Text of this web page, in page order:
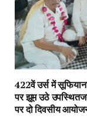
422वें उर्स में
पर झूम उठे
पर दो दिवसीय